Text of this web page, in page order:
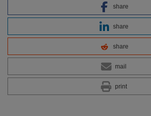
share
share
share
mail
print